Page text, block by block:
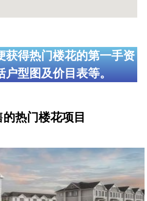
获得热门楼花的第一手资
户型图及价目表等。
热门楼花项目